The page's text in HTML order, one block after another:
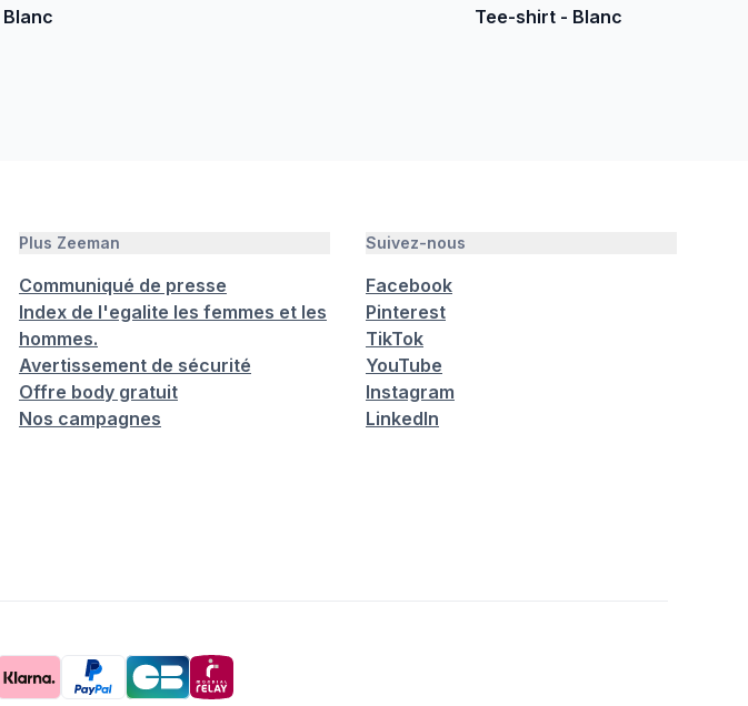
Tee-shirt - Blanc
Plus Zeeman
Communiqué de presse
Index de l'egalite les femmes et les
hommes.
Avertissement de sécurité
Offre body gratuit
Nos campagnes
Suivez-nous
Facebook
Pinterest
TikTok
YouTube
Instagram
LinkedIn